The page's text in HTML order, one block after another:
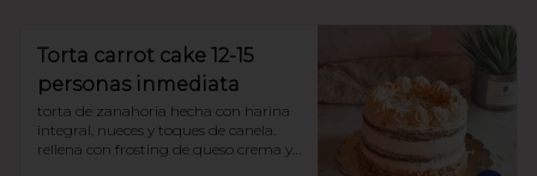
temperatura ambiente aprox 3 horas
antes de comer. si el lugar es muy frío
puedes dejarla mas tiempo.
Torta carrot cake 12-15
personas inmediata
torta de zanahoria hecha con harina
integral, nueces y toques de canela.
rellena con frosting de queso crema y